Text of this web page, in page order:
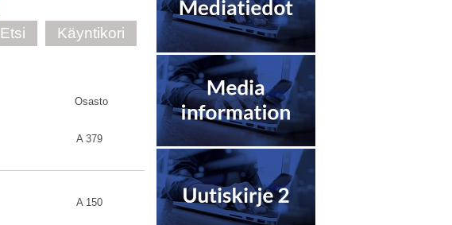
Etsi
Käyntikori
Osasto
A 379
A 150